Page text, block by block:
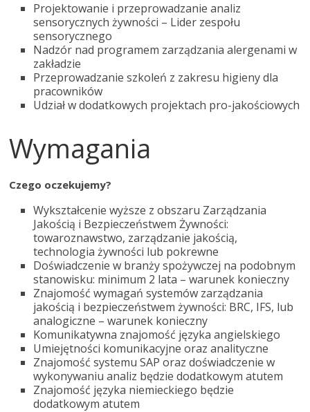
Projektowanie i przeprowadzanie analiz
sensorycznych żywności – Lider zespołu
sensorycznego
Nadzór nad programem zarządzania alergenami w
zakładzie
Przeprowadzanie szkoleń z zakresu higieny dla
pracowników
Udział w dodatkowych projektach pro-jakościowych
Wymagania
Czego oczekujemy?
Wykształcenie wyższe z obszaru Zarządzania
Jakością i Bezpieczeństwem Żywności:
towaroznawstwo, zarządzanie jakością,
technologia żywności lub pokrewne
Doświadczenie w branży spożywczej na podobnym
stanowisku: minimum 2 lata – warunek konieczny
Znajomość wymagań systemów zarządzania
jakością i bezpieczeństwem żywności: BRC, IFS, lub
analogiczne – warunek konieczny
Komunikatywna znajomość języka angielskiego
Umiejętności komunikacyjne oraz analityczne
Znajomość systemu SAP oraz doświadczenie w
wykonywaniu analiz będzie dodatkowym atutem
Znajomość języka niemieckiego będzie
dodatkowym atutem